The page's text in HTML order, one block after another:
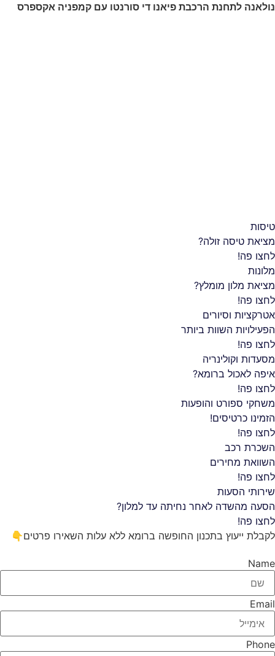
נולאנה לתחנת הרכבת פיאנו די סורנטו עם קמפניה אקספרס
טיסות
מציאת טיסה זולה?
לחצו פה!
מלונות
מציאת מלון מומלץ?
לחצו פה!
אטרקציות וסיורים
הפעילויות השוות ביותר
לחצו פה!
מסעדות וקולינריה
איפה לאכול ברומא?
לחצו פה!
משחקי ספורט והופעות
הזמינו כרטיסים!
לחצו פה!
השכרת רכב
השוואת מחירים
לחצו פה!
שירותי הסעות
הסעה מהשדה לאחר נחיתה עד למלון?
לחצו פה!
לקבלת ייעוץ בתכנון החופשה ברומא ללא עלות השאירו פרטים👇
Name
Email
Phone